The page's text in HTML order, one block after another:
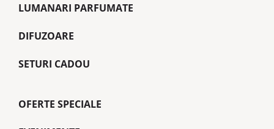
LUMANARI PARFUMATE
DIFUZOARE
SETURI CADOU
OFERTE SPECIALE